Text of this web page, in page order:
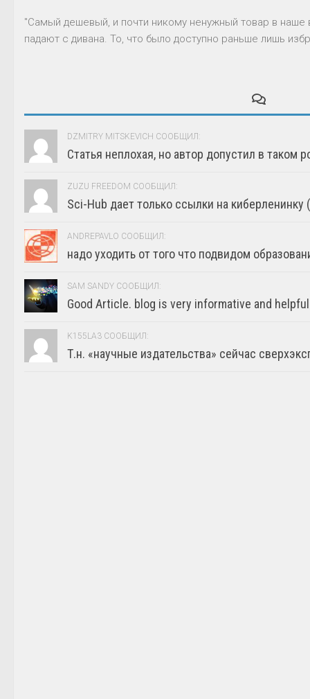
"Самый дешевый, и почти никому ненужный товар в
падают с дивана. То, что было доступно раньше лишь
DZMITRY MITSKEVICH СООБЩИЛ:
Статья неплохая, но автор допустил в таком
ZUZU FREEDOM СООБЩИЛ:
Sci-Hub дает только ссылки на киберленинку
ANDREPAVLO СООБЩИЛ:
надо уходить от того что подвидом
SAM SANDY СООБЩИЛ:
Good Article. blog is very informative and helpful
K155LA3 СООБЩИЛ:
Т.н. «научные издательства» сейчас